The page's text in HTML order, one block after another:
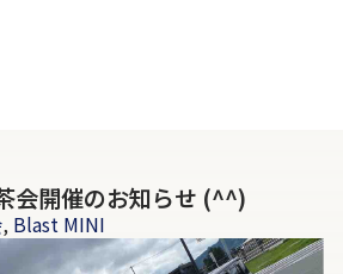
会開催のお知らせ (^^)
, Blast MINI